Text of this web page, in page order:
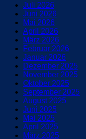
Juli 2026
Juni 2026
Mai 2026
April 2026
März 2026
Februar 2026
Januar 2026
Dezember 2025
November 2025
Oktober 2025
September 2025
August 2025
Juni 2025
Mai 2025
April 2025
März 2025